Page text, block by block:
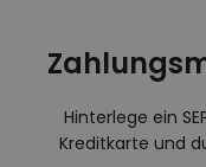
Hinterlege ein
Kreditkarte und